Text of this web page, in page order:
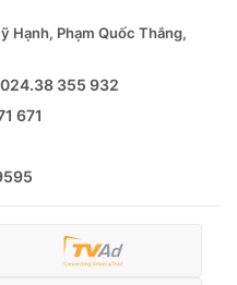
Hạnh, Phạm Quốc Thắng,
355 932
671